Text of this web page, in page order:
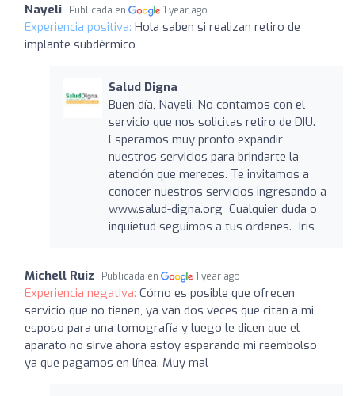
Nayeli Publicada en 1 year ago
Experiencia positiva: Hola saben si realizan retiro de
implante subdérmico
Salud Digna
Buen día, Nayeli. No contamos con el
servicio que nos solicitas retiro de DIU.
Esperamos muy pronto expandir
nuestros servicios para brindarte la
atención que mereces. Te invitamos a
conocer nuestros servicios ingresando a
www.salud-digna.org Cualquier duda o
inquietud seguimos a tus órdenes. -Iris
Michell Ruiz Publicada en 1 year ago
Experiencia negativa: Cómo es posible que ofrecen
servicio que no tienen, ya van dos veces que citan a mi
esposo para una tomografía y luego le dicen que el
aparato no sirve ahora estoy esperando mi reembolso
ya que pagamos en línea. Muy mal